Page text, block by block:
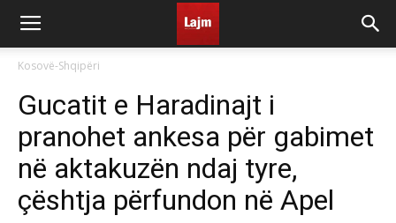
Kosovë-Shqipëri
Gucatit e Haradinajt i
pranohet ankesa për gabimet
në aktakuzën ndaj tyre,
çështja përfundon në Apel